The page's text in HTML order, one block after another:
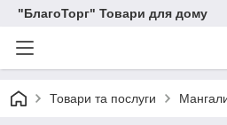
"БлагоТорг" Товари для дому
Товари та послуги